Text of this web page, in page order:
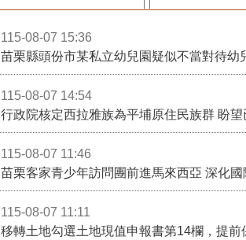
115-08-07 15:36
苗栗縣頭份市某私立幼兒園疑似不當對待幼
115-08-07 14:54
115-08-07 11:46
苗栗客家青少年訪問團前進馬來西亞 深化
115-08-07 11:11
移轉土地勾選土地現值申報書第14欄，提前